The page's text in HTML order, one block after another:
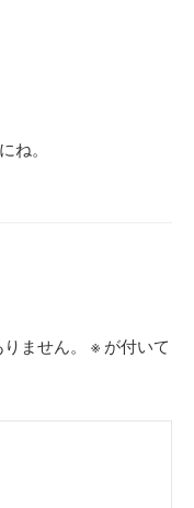
ね。
ません。 ※ が付いて